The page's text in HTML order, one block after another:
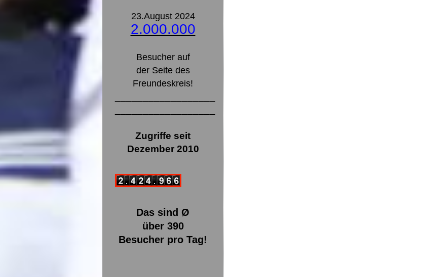
23.August 2024
2.000.000
Besucher auf
der Seite des
Freundeskreis!
Zugriffe seit
Dezember 2010
Das sind Ø
über 390
Besucher pro Tag!